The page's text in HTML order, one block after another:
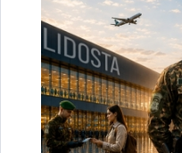
Reģistrē
2 gadi